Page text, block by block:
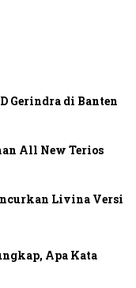
Gerindra di Banten
All New Terios
Livina Versi
Apa Kata